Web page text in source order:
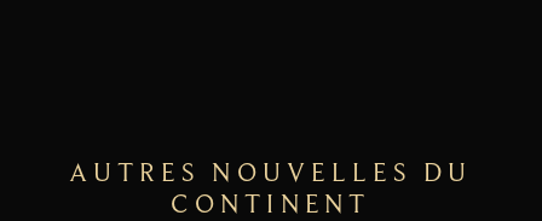
AUTRES NOUVELLES DU
CONTINENT